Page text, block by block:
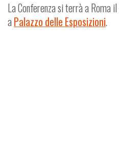
La Conferenza si terrà a Roma il
aPalazzo delle Esposizioni.